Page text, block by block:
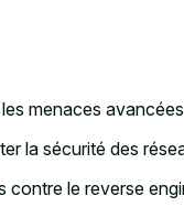
menaces
la sécurité des
le reverse